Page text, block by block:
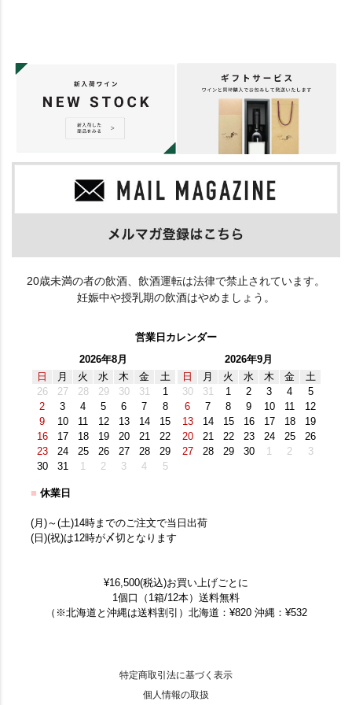
20歳未満の者の飲酒、飲酒運転は法律で禁止されています。
妊娠中や授乳期の飲酒はやめましょう。
営業日カレンダー
2026年8月
日
月 火 水 木 金
土
26
27 28 29 30 31
1
2
3 4 5 6 7
8
9
10 11 12 13 14
15
16
17 18 19 20 21
22
23
24 25 26 27 28
29
30
31 1 2 3 4 5
2026年9月
日
月 火 水 木 金
土
30
31 1 2 3 4
5
6
7 8 9 10 11
12
13
14 15 16 17 18
19
20
21 22 23 24 25
26
27
28 29 30 1 2 3
■ 休業日
(月)～(土)14時までのご注文で当日出荷
(日)(祝)は12時が〆切となります
¥16,500(税込)お買い上げごとに
1個口（1箱/12本）送料無料
（※北海道と沖縄は送料割引）北海道：¥820 沖縄：¥532
特定商取引法に基づく表示
個人情報の取扱